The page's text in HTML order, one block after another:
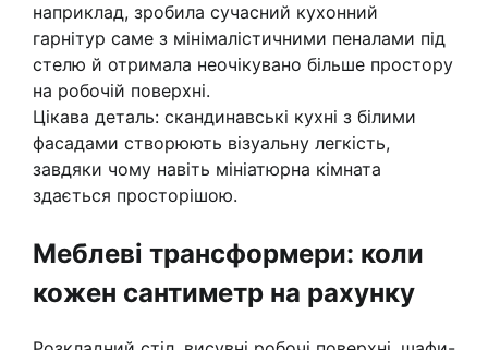
наприклад, зробила сучасний кухонний
гарнітур саме з мінімалістичними пеналами під
стелю й отримала неочікувано більше простору
на робочій поверхні.
Цікава деталь: скандинавські кухні з білими
фасадами створюють візуальну легкість,
завдяки чому навіть мініатюрна кімната
здається просторішою.
Меблеві трансформери: коли
кожен сантиметр на рахунку